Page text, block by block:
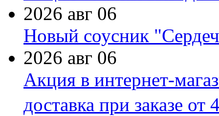
2026 авг 06
Новый соусник
2026 авг 06
Акция в интернет-
доставка при заказе от